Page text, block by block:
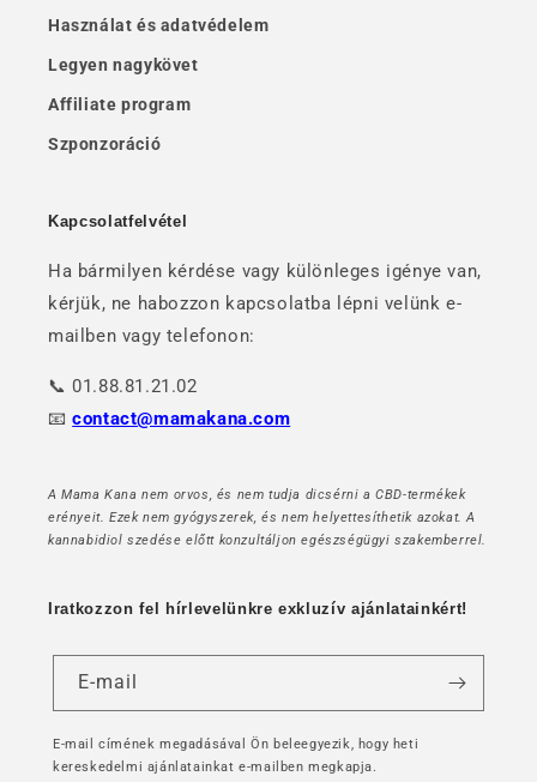
Használat és adatvédelem
Legyen nagykövet
Affiliate program
Szponzoráció
Kapcsolatfelvétel
Ha bármilyen kérdése vagy különleges igénye van,
kérjük, ne habozzon kapcsolatba lépni velünk e-
mailben vagy telefonon:
📞 01.88.81.21.02
📧contact@mamakana.com
A Mama Kana nem orvos, és nem tudja dicsérni a CBD-termékek
erényeit. Ezek nem gyógyszerek, és nem helyettesíthetik azokat. A
kannabidiol szedése előtt konzultáljon egészségügyi szakemberrel.
Iratkozzon fel hírlevelünkre exkluzív ajánlatainkért!
E-mail
E-mail címének megadásával Ön beleegyezik, hogy heti
kereskedelmi ajánlatainkat e-mailben megkapja.